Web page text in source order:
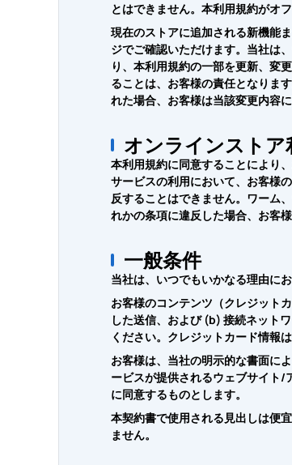
とはできません。本利用規約がオ
現在のストアに追加される新機能
ジでご確認いただけます。当社は
り、本利用規約の一部を更新、変
ることは、お客様の責任となりま
れた場合、お客様は当該変更内容
オンラインストア
本利用規約に同意することにより
サービスの利用において、お客様
反することはできません。ワーム
れかの条項に違反した場合、お客
一般条件
当社は、いつでもいかなる理由に
お客様のコンテンツ（クレジット
した送信、および (b) 接続ネット
ください。クレジットカード情報
お客様は、当社の明示的な書面に
ービスが提供されるウェブサイト/
に同意するものとします。
本契約書で使用される見出しは便
ません。